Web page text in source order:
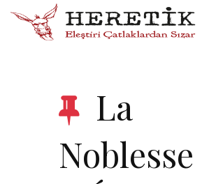
La
Noblesse